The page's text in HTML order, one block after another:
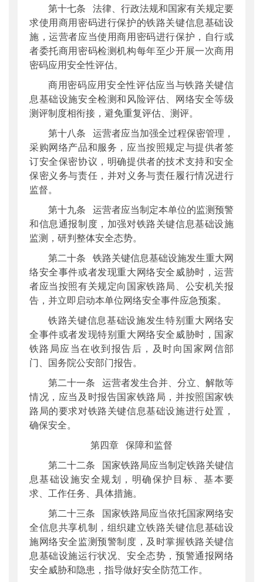
第十七条 法律、行政法规和国家有关规定要
求使用商用密码进行保护的铁路关键信息基础设
施，运营者应当使用商用密码进行保护，自行或
者委托商用密码检测机构每年至少开展一次商用
密码应用安全性评估。
商用密码应用安全性评估应当与铁路关键信
息基础设施安全检测和风险评估、网络安全等级
测评制度相衔接，避免重复评估、测评。
第十八条 运营者应当加强全过程保密管理，
采购网络产品和服务，应当按照规定与提供者签
订安全保密协议，明确提供者的技术支持和安全
保密义务与责任，并对义务与责任履行情况进行
监督。
第十九条 运营者应当制定本单位的监测预警
和信息通报制度，加强对铁路关键信息基础设施
监测，研判整体安全态势。
第二十条 铁路关键信息基础设施发生重大网
络安全事件或者发现重大网络安全威胁时，运营
者应当按照有关规定向国家铁路局、公安机关报
告，并立即启动本单位网络安全事件应急预案。
铁路关键信息基础设施发生特别重大网络安
全事件或者发现特别重大网络安全威胁时，国家
铁路局应当在收到报告后，及时向国家网信部
门、国务院公安部门报告。
第二十一条 运营者发生合并、分立、解散等
情况，应当及时报告国家铁路局，并按照国家铁
路局的要求对铁路关键信息基础设施进行处置，
确保安全。
第四章 保障和监督
第二十二条 国家铁路局应当制定铁路关键信
息基础设施安全规划，明确保护目标、基本要
求、工作任务、具体措施。
第二十三条 国家铁路局应当依托国家网络安
全信息共享机制，组织建立铁路关键信息基础设
施网络安全监测预警制度，及时掌握铁路关键信
息基础设施运行状况、安全态势，预警通报网络
安全威胁和隐患，指导做好安全防范工作。